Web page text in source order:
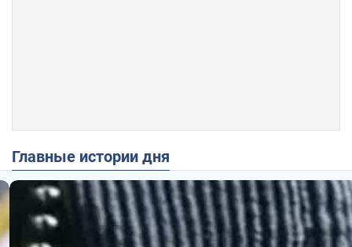
Главные истории дня